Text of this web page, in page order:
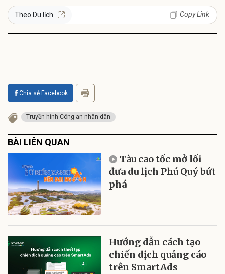
Theo Du lịch Copy Link
Chia sẻ Facebook
Truyền hình Công an nhân dân
BÀI LIÊN QUAN
Tàu cao tốc mở lối
đưa du lịch Phú Quý bứt
phá
Hướng dẫn cách tạo
chiến dịch quảng cáo
trên SmartAds